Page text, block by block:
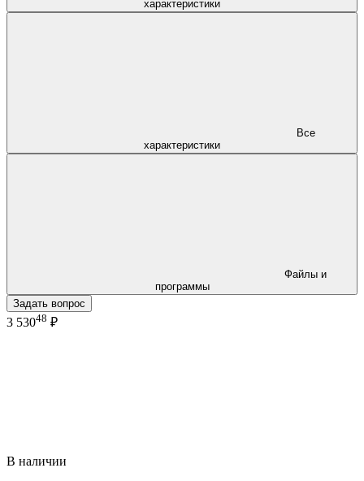
характеристики
характеристики
программы
Задать вопрос
3 53048 ₽
В наличии